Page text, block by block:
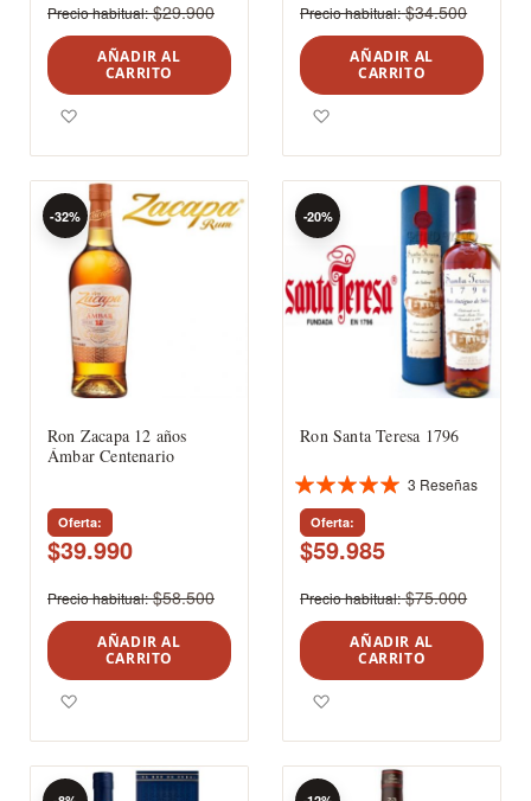
Precio habitual $29.900
AÑADIR AL
CARRITO
Precio habitual $34.500
AÑADIR AL
CARRITO
Ron Zacapa 12 años
Ámbar Centenario
Oferta
$39.990
-32%
Precio habitual $58.500
AÑADIR AL
CARRITO
Ron Santa Teresa 1796
Valoración:
100%
3 Reseñas
Oferta
$59.985
-20%
Precio habitual $75.000
AÑADIR AL
CARRITO